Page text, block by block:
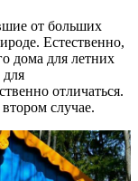
от больших
Естественно,
дома для летних
для
отличаться.
случае.